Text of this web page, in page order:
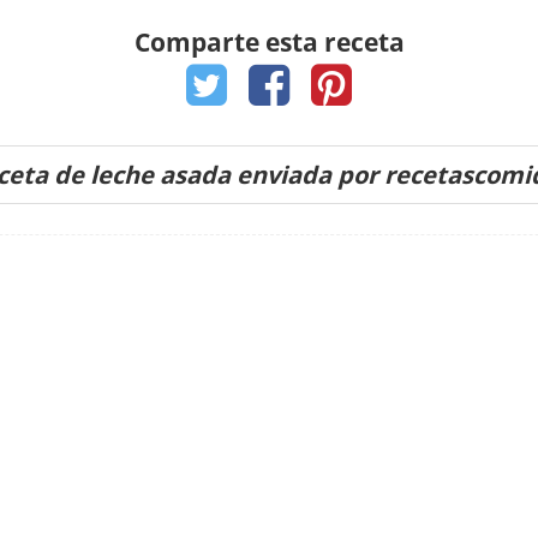
Comparte esta receta
de leche asada enviada por